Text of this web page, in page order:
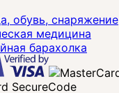
обувь, снаряжение
медицина
барахолка